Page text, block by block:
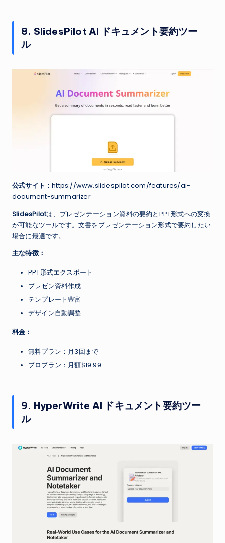
8. SlidesPilot AI ドキュメント要約ツー
ル
公式サイト：https://www.slidespilot.com/features/ai-
document-summarizer
SlidesPilotは、プレゼンテーション資料の要約とPPT形式への変換
が可能なツールです。文書をプレゼンテーション形式で要約したい
場合に最適です。
主な特徴：
PPT形式エクスポート
プレゼン資料作成
テンプレート豊富
デザイン自動調整
料金：
無料プラン：月3回まで
プロプラン：月額$19.99
9. HyperWrite AI ドキュメント要約ツー
ル